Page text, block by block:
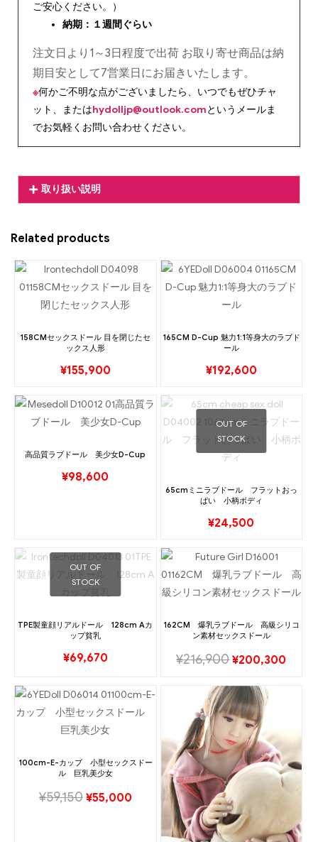
ご安心ください。）
納期：１週間ぐらい
注文日より1～3日程度で出荷 お取り寄せ商品は納
期目安として7営業日にお届きいたします。
※何かご不明な点がございましたら、いつでもぜひチャ
ット、またはhydolljp@outlook.comというメールま
でお気軽くお問い合わせください。
取り扱い説明
Related products
158CMセックスドール 目を閉じたセ
ックス人形
¥155,900
165CM D-Cup 魅力1:1等身大のラブド
ール
¥192,600
高品質ラブドール 美少女D-Cup
¥98,600
OUT OF
STOCK
65cmミニラブドール フラットおっ
ぱい 小柄ボディ
¥24,500
OUT OF
STOCK
TPE製童顔リアルドール 128cm Aカ
ップ貧乳
¥69,670
162CM 爆乳ラブドール 高級シリコ
ン素材セックスドール
¥216,900 ¥200,300
100cm-E-カップ 小型セックスドー
ル 巨乳美少女
¥59,150 ¥55,000